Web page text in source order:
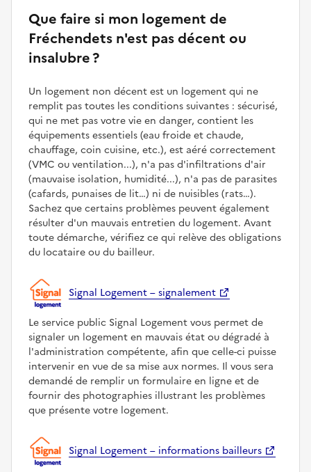
Que faire si mon logement de
Fréchendets n'est pas décent ou
insalubre ?
Un logement non décent est un logement qui ne
remplit pas toutes les conditions suivantes : sécurisé,
qui ne met pas votre vie en danger, contient les
équipements essentiels (eau froide et chaude,
chauffage, coin cuisine, etc.), est aéré correctement
(VMC ou ventilation...), n'a pas d'infiltrations d'air
(mauvaise isolation, humidité...), n'a pas de parasites
(cafards, punaises de lit…) ni de nuisibles (rats…).
Sachez que certains problèmes peuvent également
résulter d'un mauvais entretien du logement. Avant
toute démarche, vérifiez ce qui relève des obligations
du locataire ou du bailleur.
Signal Logement – signalement
Le service public Signal Logement vous permet de
signaler un logement en mauvais état ou dégradé à
l'administration compétente, afin que celle-ci puisse
intervenir en vue de sa mise aux normes. Il vous sera
demandé de remplir un formulaire en ligne et de
fournir des photographies illustrant les problèmes
que présente votre logement.
Signal Logement – informations bailleurs